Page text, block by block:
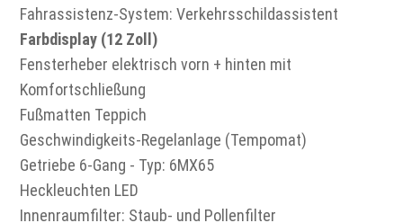
Fahrassistenz-System: Verkehrsschildassistent
Farbdisplay (12 Zoll)
Fensterheber elektrisch vorn + hinten mit
Komfortschließung
Fußmatten Teppich
Geschwindigkeits-Regelanlage (Tempomat)
Getriebe 6-Gang - Typ: 6MX65
Heckleuchten LED
Innenraumfilter: Staub- und Pollenfilter